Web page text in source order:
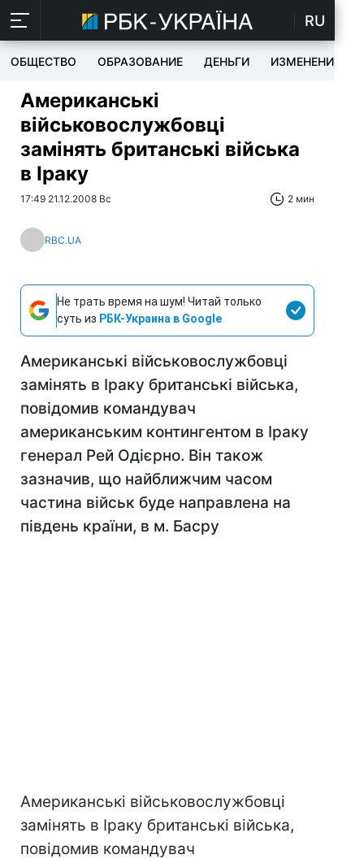
RU
ОБЩЕСТВО ОБРАЗОВАНИЕ ДЕНЬГИ ИЗМЕНЕНИЯ
Американські
військовослужбовці
замінять британські війська
в Іраку
17:49 21.12.2008 Вс 2 мин
RBC.UA
Не трать время на шум! Читай только
суть из РБК-Украина в Google
Американські військовослужбовці
замінять в Іраку британські війська,
повідомив командувач
американським контингентом в Іраку
генерал Рей Одієрно. Він також
зазначив, що найближчим часом
частина військ буде направлена на
південь країни, в м. Басру
Американські військовослужбовці
замінять в Іраку британські війська,
повідомив командувач